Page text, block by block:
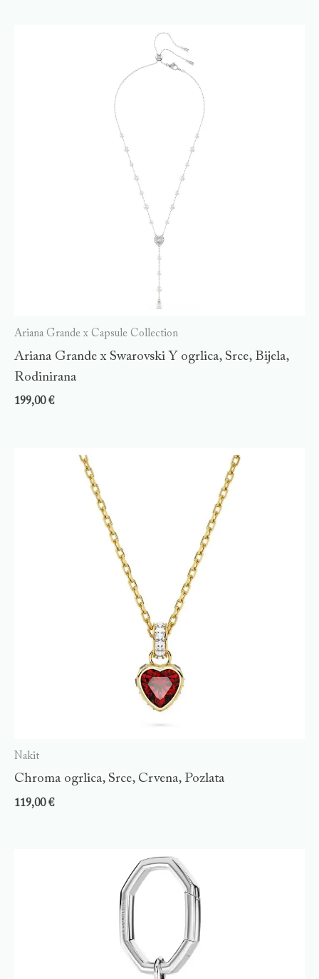
Ariana Grande x Capsule Collection
Ariana Grande x Swarovski Y ogrlica, Srce, Bijela,
Rodinirana
199,00€
Nakit
Chroma ogrlica, Srce, Crvena, Pozlata
119,00€